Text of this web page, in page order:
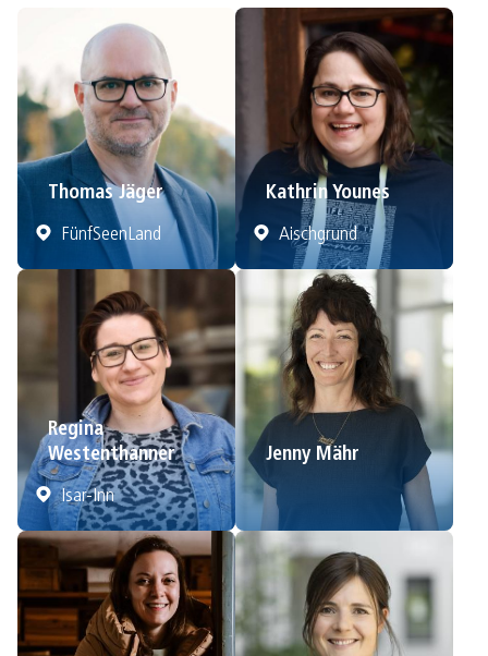
Thomas Jäger
FünfSeenLand
Kathrin Younes
Aischgrund
Regina
Westenthanner
Isar-Inn
Jenny Mähr